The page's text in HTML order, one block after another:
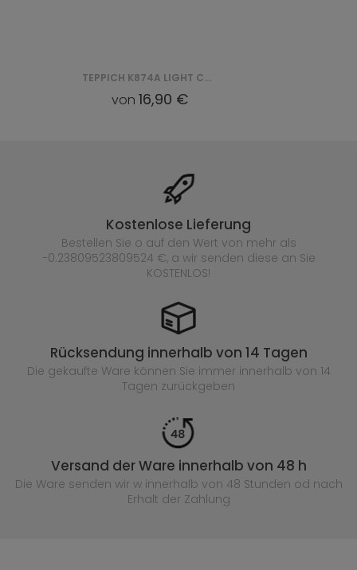
TEPPICH K874A LIGHT CHEAP PP BGX - BEŻOWY
von16,90 €
Kostenlose Lieferung
Bestellen Sie o auf den Wert von mehr als
-0.23809523809524 €, a wir senden diese an Sie
KOSTENLOS!
Rücksendung innerhalb von 14 Tagen
Die gekaufte Ware können Sie immer innerhalb von 14
Tagen zurückgeben
Versand der Ware innerhalb von 48 h
Die Ware senden wir w innerhalb von 48 Stunden od nach
Erhalt der Zahlung